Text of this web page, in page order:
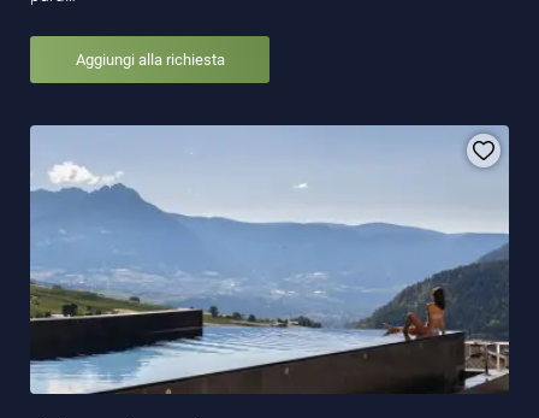
Aggiungi alla richiesta